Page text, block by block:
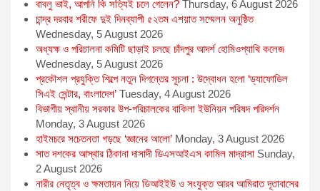
বাবলু ভাই, আপনি কি সত্যিই চলে গেলেন? Thursday, 6 August 2026
চান্দ্র দরবার শরীফে দুই দিনব্যাপী ৫২তম এশয়াত সম্মেলন অনুষ্ঠিত
Wednesday, 5 August 2026
অধ্যক্ষ ও পরিচালনা কমিটি ছাড়াই চলছে চাঁদপুর আদর্শ হোমিওপ্যাথি কলেজ
Wednesday, 5 August 2026
প্রকৌশল প্রযুক্তি শিল্পে নতুন দিগন্তের সূচনা : উদ্বোধন হলো ‘ড্যাফোডিল
সিএই সেন্টার, বাংলাদেশ’ Tuesday, 4 August 2026
বিভাগীয় স্থানীয় সরকার উপ-পরিচালকের বাকিলা ইউনিয়ন পরিষদ পরিদর্শন
Monday, 3 August 2026
হাইমচরে সচেতনতা গড়ছে ‘জ্ঞানের আলো’ Monday, 3 August 2026
সাত দশকের আস্থার ঠিকানা দাসাদী ডিএসআইএস কামিল মাদ্রাসা Sunday,
2 August 2026
নারীর নেতৃত্ব ও ক্ষমতায়ন নিয়ে ডিআইইউ ও সংযুক্ত আরব আমিরাত দূতাবাসের